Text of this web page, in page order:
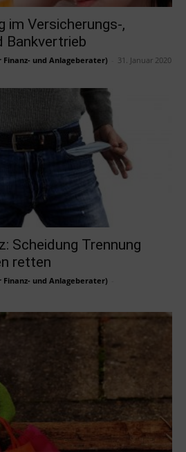
im Versicherungs-,
Bankvertrieb
Finanz- und Anlageberater) 31. Januar 2020
Scheidung Trennung
retten
Finanz- und Anlageberater)